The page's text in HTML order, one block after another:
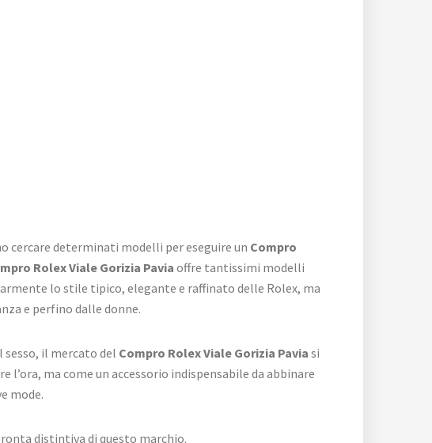
cercare determinati modelli per eseguire un Compro
Rolex Viale Gorizia Paviaoffre tantissimi modelli
lo stile tipico, elegante e raffinato delle Rolex, ma
e perfino dalle donne.
il mercato del Compro Rolex Viale Gorizia Pavia si
ma come un accessorio indispensabile da abbinare
mode.
distintiva di questo marchio.